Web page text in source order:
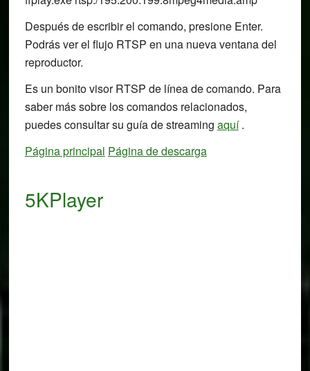
Después de escribir el comando, presione Enter.
Podrás ver el flujo RTSP en una nueva ventana del
reproductor.
Es un bonito visor RTSP de línea de comando. Para
saber más sobre los comandos relacionados,
puedes consultar su guía de streaming aquí.
Página principal Página de descarga
5KPlayer